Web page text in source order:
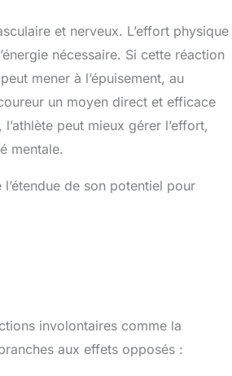
et nerveux. L’effort physique
nécessaire. Si cette réaction
mener à l’épuisement, au
un moyen direct et efficace
peut mieux gérer l’effort,
mentale.
de son potentiel pour
involontaires comme la
aux effets opposés :